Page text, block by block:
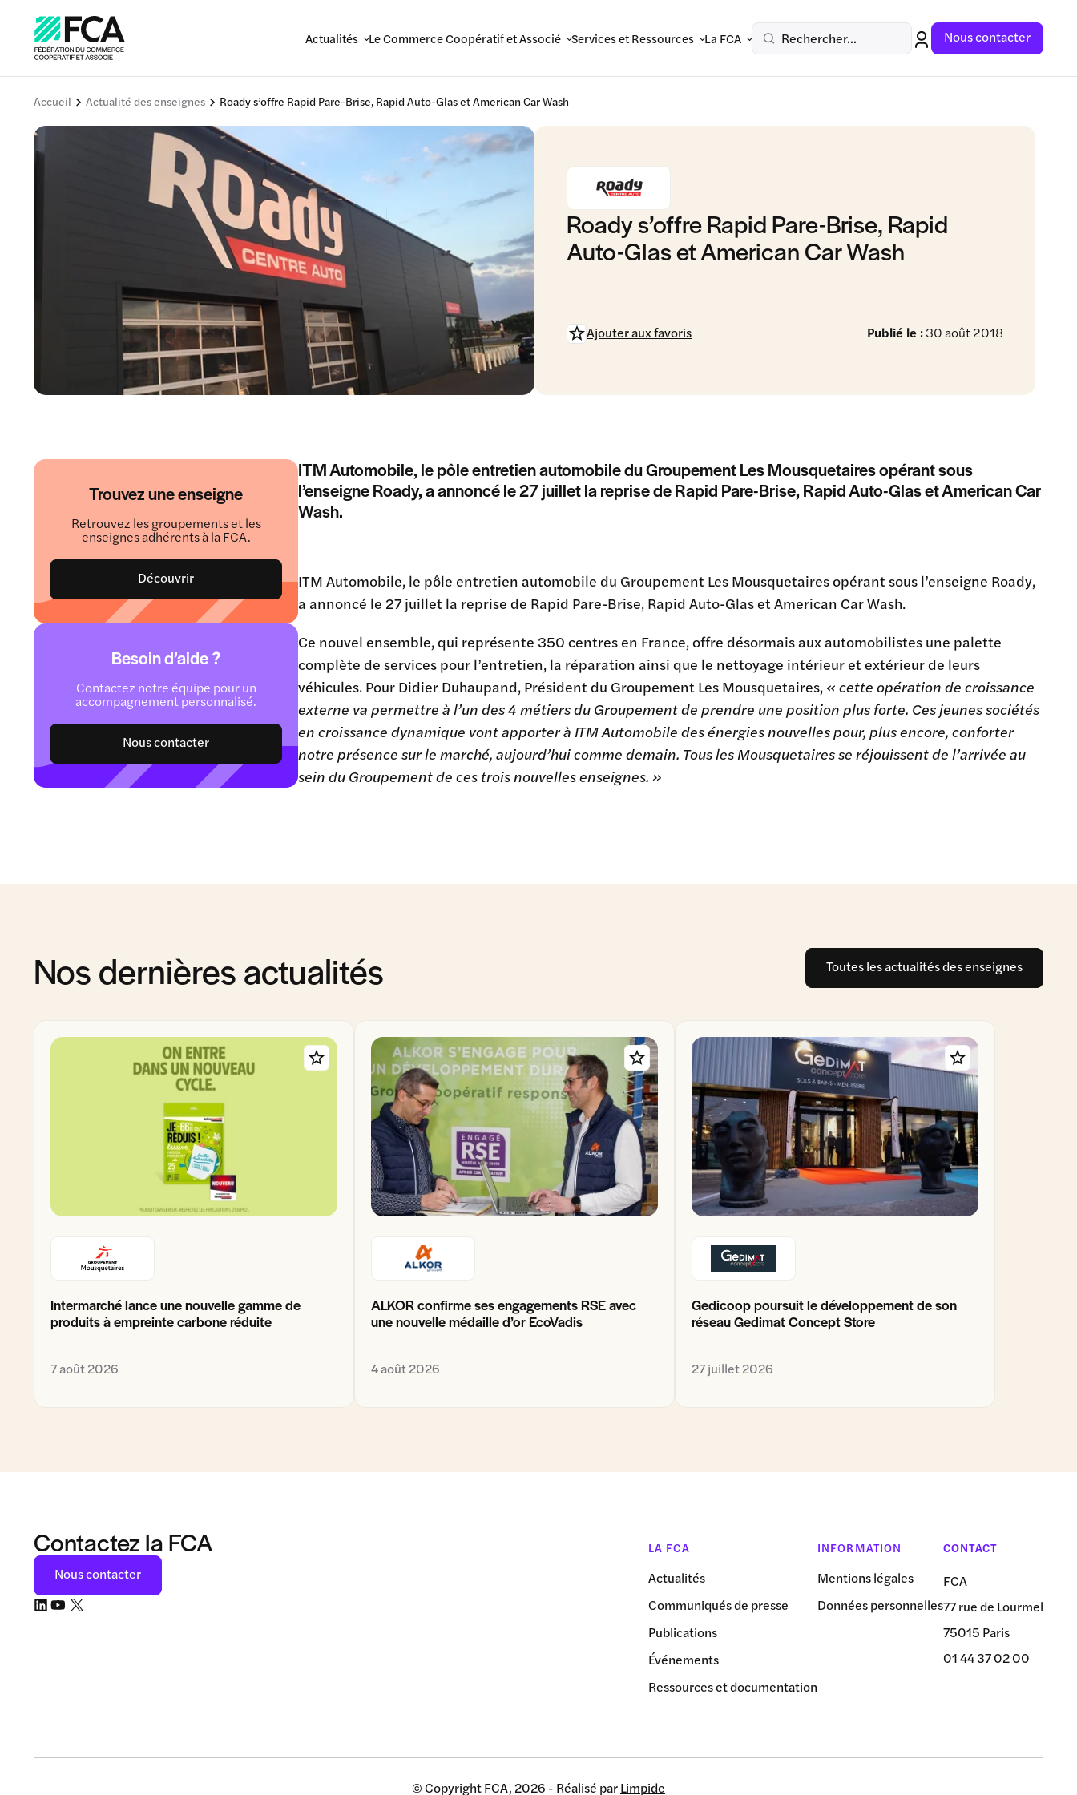
Actualités Le Commerce Coopératif et Associé Services et Ressources La FCA Rechercher... Nous contacter
Accueil Actualité des enseignes Roady s’offre Rapid Pare-Brise, Rapid Auto-Glas et American Car Wash
Roady s’offre Rapid Pare-Brise, Rapid
Auto-Glas et American Car Wash
Publié le :30 août 2018
Ajouter aux favoris
Trouvez une enseigne
Retrouvez les groupements et les
enseignes adhérents à la FCA.
Découvrir
Besoin d’aide ?
Contactez notre équipe pour un
accompagnement personnalisé.
Nous contacter
ITM Automobile, le pôle entretien automobile du Groupement Les Mousquetaires opérant sous
l’enseigne Roady, a annoncé le 27 juillet la reprise de Rapid Pare-Brise, Rapid Auto-Glas et American Car
Wash.
ITM Automobile, le pôle entretien automobile du Groupement Les Mousquetaires opérant sous l’enseigne Roady,
a annoncé le 27 juillet la reprise de Rapid Pare-Brise, Rapid Auto-Glas et American Car Wash.
Ce nouvel ensemble, qui représente 350 centres en France, offre désormais aux automobilistes une palette
complète de services pour l’entretien, la réparation ainsi que le nettoyage intérieur et extérieur de leurs
véhicules. Pour Didier Duhaupand, Président du Groupement Les Mousquetaires, « cette opération de croissance
externe va permettre à l’un des 4 métiers du Groupement de prendre une position plus forte. Ces jeunes sociétés
en croissance dynamique vont apporter à ITM Automobile des énergies nouvelles pour, plus encore, conforter
notre présence sur le marché, aujourd’hui comme demain. Tous les Mousquetaires se réjouissent de l’arrivée au
sein du Groupement de ces trois nouvelles enseignes. »
Nos dernières actualités Toutes les actualités des enseignes
Intermarché lance une nouvelle gamme de
produits à empreinte carbone réduite
7 août 2026
ALKOR confirme ses engagements RSE avec
une nouvelle médaille d’or EcoVadis
4 août 2026
Gedicoop poursuit le développement de son
réseau Gedimat Concept Store
27 juillet 2026
Contactez la FCA
Nous contacter
LA FCA
Actualités
Communiqués de presse
Publications
Événements
Ressources et documentation
INFORMATION
Mentions légales
Données personnelles
CONTACT
FCA
77 rue de Lourmel
75015 Paris
01 44 37 02 00
© Copyright FCA, 2026 - Réalisé parLimpide